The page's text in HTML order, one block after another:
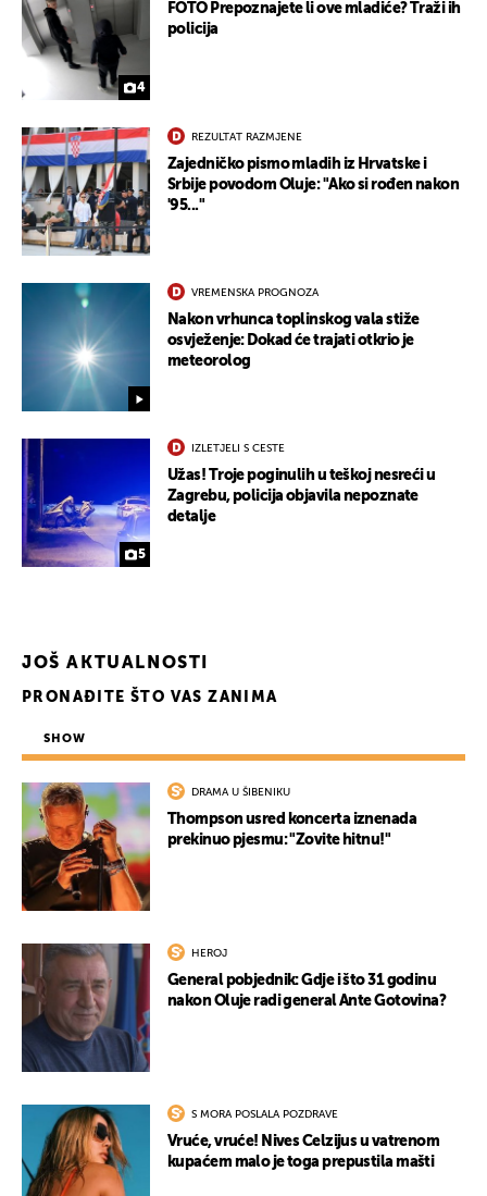
4
FOTO Prepoznajete li ove mladiće? Traži ih
policija
REZULTAT RAZMJENE
Zajedničko pismo mladih iz Hrvatske i
Srbije povodom Oluje: "Ako si rođen nakon
'95..."
VREMENSKA PROGNOZA
Nakon vrhunca toplinskog vala stiže
osvježenje: Dokad će trajati otkrio je
meteorolog
5
IZLETJELI S CESTE
Užas! Troje poginulih u teškoj nesreći u
Zagrebu, policija objavila nepoznate
detalje
JOŠ AKTUALNOSTI
PRONAĐITE ŠTO VAS ZANIMA
SHOW
DRAMA U ŠIBENIKU
Thompson usred koncerta iznenada
prekinuo pjesmu: "Zovite hitnu!"
HEROJ
General pobjednik: Gdje i što 31 godinu
nakon Oluje radi general Ante Gotovina?
S MORA POSLALA POZDRAVE
Vruće, vruće! Nives Celzijus u vatrenom
kupaćem malo je toga prepustila mašti